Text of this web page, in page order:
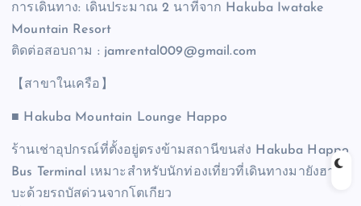
การเดินทาง: เดินประมาณ 2 นาทีจาก Hakuba Iwatake
Mountain Resort
ติดต่อสอบถาม : jamrental009@gmail.com
【สาขาในเครือ】
■ Hakuba Mountain Lounge Happo
ร้านเช่าอุปกรณ์ที่ตั้งอยู่ตรงข้ามสถานีขนส่ง Hakuba Happo
Bus Terminal เหมาะสำหรับนักท่องเที่ยวที่เดินทางมายังฮาคุ
บะด้วยรถบัสด่วนจากโตเกียว